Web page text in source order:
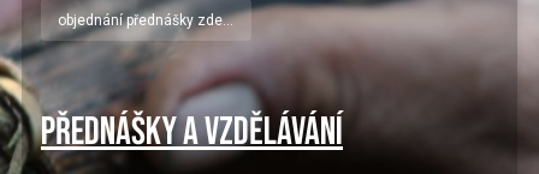
objednání přednášky zde...
Přednášky a vzdělávání